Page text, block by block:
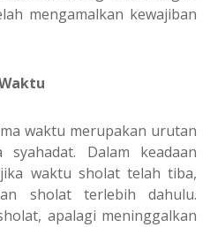
mengamalkan kewajiban
waktu merupakan urutan
syahadat. Dalam keadaan
waktu sholat telah tiba,
sholat terlebih dahulu.
apalagi meninggalkan